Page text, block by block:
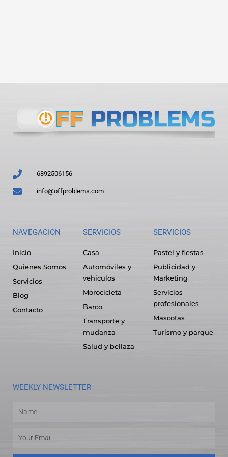
6892506156
info@offproblems.com
NAVEGACION
Inicio
Quienes Somos
Servicios
Blog
Contacto
SERVICIOS
Casa
Automóviles y
vehículos
Morocicleta
Barco
Transporte y
mudanza
Salud y bellaza
SERVICIOS
Pastel y fiestas
Publicidad y
Marketing
Servicios
profesionales
Mascotas
Turismo y parque
WEEKLY NEWSLETTER